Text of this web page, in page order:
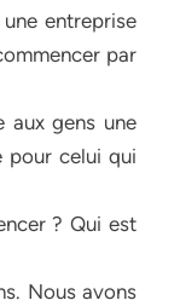
entreprise
par
aux gens une
pour celui qui
? Qui est
Nous avons